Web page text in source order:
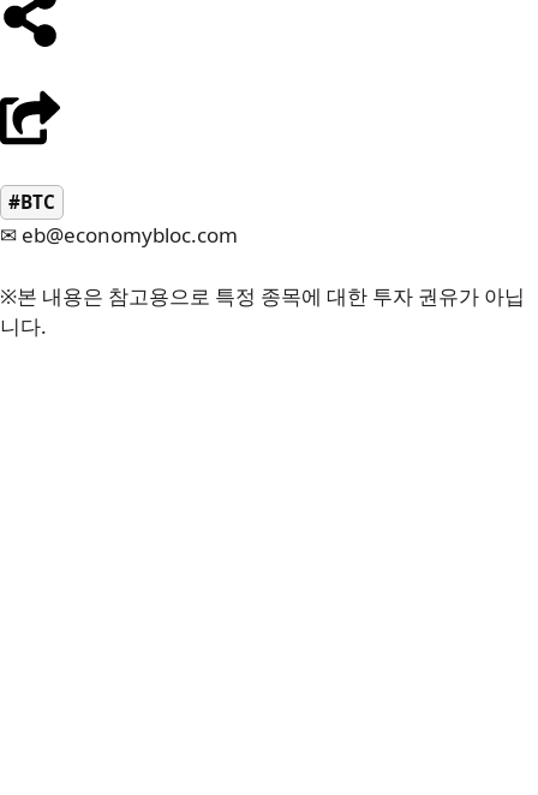
#BTC
✉ eb@economybloc.com
※본 내용은 참고용으로 특정 종목에 대한 투자 권유가 아닙
니다.